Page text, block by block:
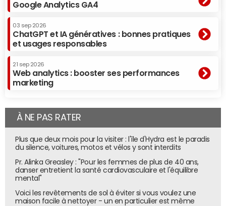
Google Analytics GA4
03 sep 2026
ChatGPT et IA génératives : bonnes pratiques
et usages responsables
21 sep 2026
Web analytics : booster ses performances
marketing
À NE PAS RATER
Plus que deux mois pour la visiter : l'île d'Hydra est le paradis
du silence, voitures, motos et vélos y sont interdits
Pr. Alinka Greasley : "Pour les femmes de plus de 40 ans,
danser entretient la santé cardiovasculaire et l'équilibre
mental"
Voici les revêtements de sol à éviter si vous voulez une
maison facile à nettoyer - un en particulier est même